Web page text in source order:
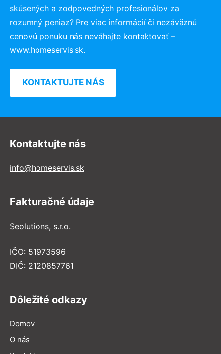
skúsených a zodpovedných profesionálov za
rozumný peniaz? Pre viac informácií či nezáväznú
cenovú ponuku nás neváhajte kontaktovať –
www.homeservis.sk.
KONTAKTUJTE NÁS
Kontaktujte nás
info@homeservis.sk
Fakturačné údaje
Seolutions, s.r.o.
IČO: 51973596
DIČ: 2120857761
Dôležité odkazy
Domov
O nás